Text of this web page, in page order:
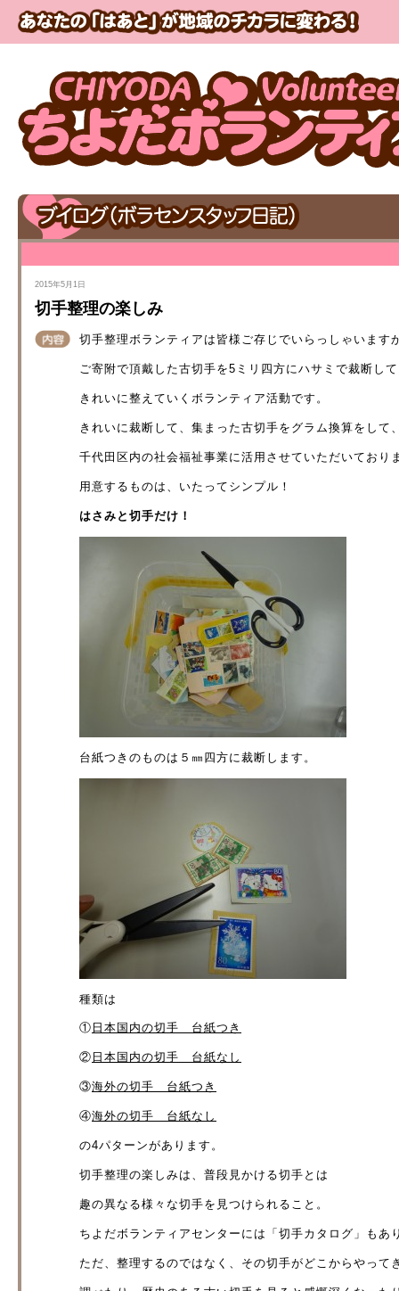
2015年5月1日
切手整理の楽しみ
切手整理ボランティアは皆様ご存じでいらっしゃいます
ご寄附で頂戴した古切手を5ミリ四方にハサミで裁断して
きれいに整えていくボランティア活動です。
きれいに裁断して、集まった古切手をグラム換算をして
千代田区内の社会福祉事業に活用させていただいており
用意するものは、いたってシンプル！
はさみと切手だけ！
台紙つきのものは５㎜四方に裁断します。
種類は
① 日本国内の切手 台紙つき
② 日本国内の切手 台紙なし
③海外の切手 台紙つき
④海外の切手 台紙なし
の4パターンがあります。
切手整理の楽しみは、普段見かける切手とは
趣の異なる様々な切手を見つけられること。
ちよだボランティアセンターには「切手カタログ」もあ
ただ、整理するのではなく、その切手がどこからやって